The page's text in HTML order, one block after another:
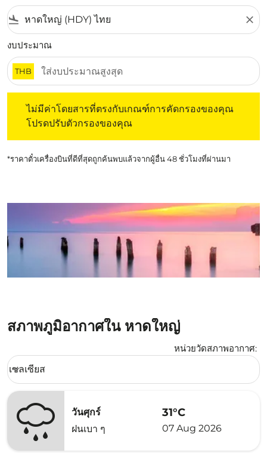
flight_land close
งบประมาณ
THB
ไม่มีค่าโดยสารที่ตรงกับเกณฑ์การคัดกรองของคุณ
โปรดปรับตัวกรองของคุณ
*ราคาตั๋วเครื่องบินที่ดีที่สุดถูกค้นพบแล้วจากผู้อื่น 48 ชั่วโมงที่ผ่านมา
สภาพภูมิอากาศใน หาดใหญ่
หน่วยวัดสภาพอากาศ:
Weather unit option เซลเซียส Selected
เซลเซียส
keyboard_arrow_down
วันศุกร์
ฝนเบา ๆ
31°C
07 Aug 2026